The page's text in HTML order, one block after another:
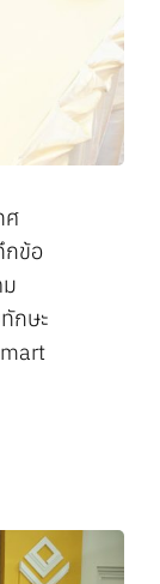
ศ
กข้อ
กษะ